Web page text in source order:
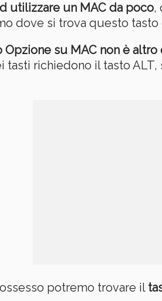
utilizzare un MAC da poco,
dove si trova questo
Opzione su MAC non è
richiedono il tasto
potremo trovare il